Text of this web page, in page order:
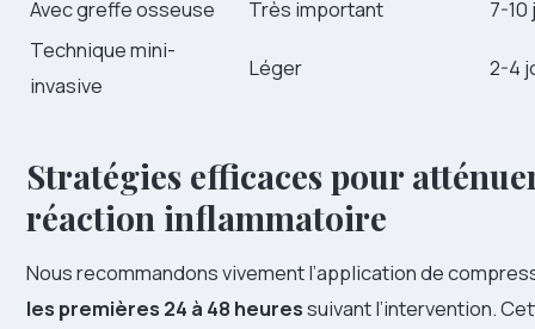
Avec greffe osseuse Très important
7-10
Technique mini-
invasive
Léger 2-4
Stratégies efficaces pour
réaction inflammatoire
Nous recommandons vivement l’application de
les premières 24 à 48 heuressuivant l’intervention.